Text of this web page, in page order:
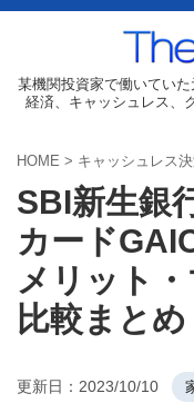
某機関投資家で働いていた
経済、キャッシュレス、
HOME > キャッシュレス
SBI新生銀
カード
メリット
比較まとめ
更新日： 2023/10/10